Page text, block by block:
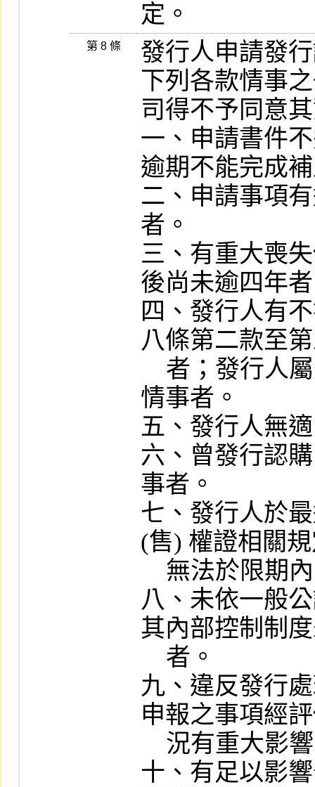
定。
第 8 條
發行人申請發
下列各款情事
司得不予同意
一、申請書件
逾期不能完成
二、申請事項
者。
三、有重大喪
後尚未逾四年
四、發行人有
八條第二款至
情事者。
五、發行人無
六、曾發行認
事者。
七、發行人於
(售) 權證相關
八、未依一般
其內部控制制
九、違反發行
申報之事項經
十、有足以影